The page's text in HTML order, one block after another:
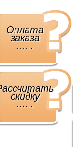
Оплата
заказа
......
скидку
......